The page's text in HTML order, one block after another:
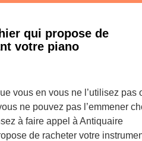
qui propose de
votre piano
vous en vous ne l’utilisez pas
ne pouvez pas l’emmener
à faire appel à Antiquaire
de racheter votre